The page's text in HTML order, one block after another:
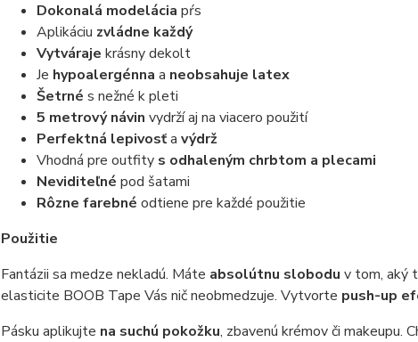
Dokonalá modelácia pŕs
Aplikáciu zvládne každý
Vytváraje krásny dekolt
Je hypoalergénna a neobsahuje latex
Šetrné s nežné k pleti
5 metrový návin vydrží aj na viacero použití
Perfektná lepivosťa výdrž
Vhodná pre outfity s odhaleným chrbtom a plecami
Neviditeľné pod šatami
Rôzne farebné odtiene pre každé použitie
Použitie
Fantázii sa medze nekladú. Máte absolútnu slobodu v tom, aký
elasticite BOOB Tape Vás nič neobmedzuje. Vytvorte push-up
Pásku aplikujte na suchú pokožku, zbavenú krémov či makeupu.